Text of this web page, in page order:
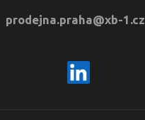
prodejna.praha@xb-1.cz